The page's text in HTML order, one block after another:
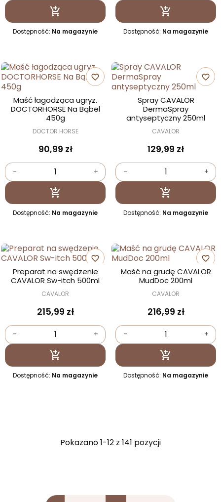
 Dodaj do koszyka
Dostępność: Na magazynie
 Dodaj do
Dostępność: Na magazynie
favorite_border
Maść łagodząca ugryz.
DOCTORHORSE Na Bąbel
450g
DOCTOR HORSE
90,99 zł
- +
 Dodaj do koszyka
Dostępność: Na magazynie
favorite_border
Spray CAVALOR
DermaSpray
antyseptyczny 250ml
CAVALOR
129,99 zł
- +
 Dodaj do
Dostępność: Na magazynie
favorite_border
Preparat na swędzenie
CAVALOR Sw-itch 500ml
CAVALOR
215,99 zł
- +
 Dodaj do koszyka
Dostępność: Na magazynie
favorite_border
Maść na grudę CAVALOR
MudDoc 200ml
CAVALOR
216,99 zł
- +
 Dodaj do
Dostępność: Na magazynie
Pokazano 1-12 z 141 pozycji